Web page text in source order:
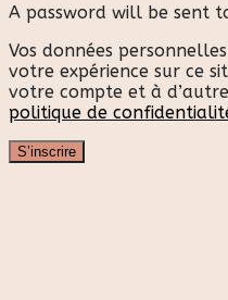
A password will be sent
Vos données
votre expérience sur ce
votre compte et à
politique de
S’inscrire